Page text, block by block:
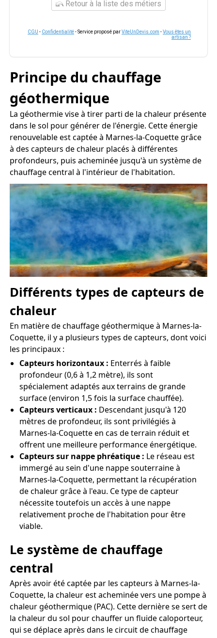
Retour à la liste des métiers
CGU - Confidentialité- Service proposé parViteUnDevis.com -Vous êtes un
artisan ?
Principe du chauffage
géothermique
La géothermie vise à tirer parti de la chaleur présente
dans le sol pour générer de l'énergie. Cette énergie
renouvelable est captée à Marnes-la-Coquette grâce
à des capteurs de chaleur placés à différentes
profondeurs, puis acheminée jusqu'à un système de
chauffage central à l'intérieur de l'habitation.
Différents types de capteurs de
chaleur
En matière de chauffage géothermique à Marnes-la-
Coquette, il y a plusieurs types de capteurs, dont voici
les principaux :
Capteurs horizontaux : Enterrés à faible
profondeur (0,6 à 1,2 mètre), ils sont
spécialement adaptés aux terrains de grande
surface (environ 1,5 fois la surface chauffée).
Capteurs verticaux : Descendant jusqu'à 120
mètres de profondeur, ils sont privilégiés à
Marnes-la-Coquette en cas de terrain réduit et
offrent une meilleure performance énergétique.
Capteurs sur nappe phréatique : Le réseau est
immergé au sein d'une nappe souterraine à
Marnes-la-Coquette, permettant la récupération
de chaleur grâce à l'eau. Ce type de capteur
nécessite toutefois un accès à une nappe
relativement proche de l'habitation pour être
viable.
Le système de chauffage
central
Après avoir été captée par les capteurs à Marnes-la-
Coquette, la chaleur est acheminée vers une pompe à
chaleur géothermique (PAC). Cette dernière se sert de
la chaleur du sol pour chauffer un fluide caloporteur,
qui se déplace après dans le circuit de chauffage